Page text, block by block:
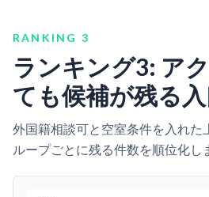
RANKING 3
ランキング3: ア
ても候補が残る入
外国籍相談可と空室条件を入れた
ループごとに残る件数を順位化し